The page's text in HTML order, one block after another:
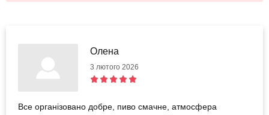
Олена
3 лютого 2026
Все організовано добре, пиво смачне, атмосфера